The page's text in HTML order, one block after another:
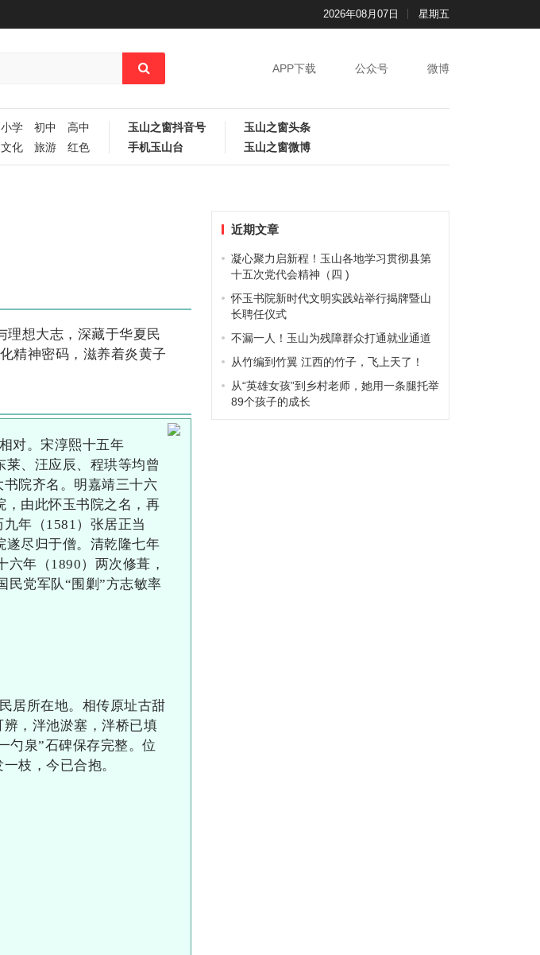
2026年08月07日 星期五
APP下载 公众号 微博
小学 初中
高中
文化 旅游 红色
玉山之窗抖音号
手机玉山台
玉山之窗头条
玉山之窗微博
理想大志，深藏于华夏民
精神密码，滋养着炎黄子
对。宋淳熙十五年
莱、汪应辰、程珙等均曾
院齐名。明嘉靖三十六
，由此怀玉书院之名，再
年（1581）张居正当
遂尽归于僧。清乾隆七年
六年（1890）两次修葺，
民党军队“围剿”方志敏率
居所在地。相传原址古甜
，泮池淤塞，泮桥已填
勺泉”石碑保存完整。位
枝，今已合抱。
近期文章
凝心聚力启新程！玉山各地学习贯彻县第
十五次党代会精神（四 )
怀玉书院新时代文明实践站举行揭牌暨山
长聘任仪式
不漏一人！玉山为残障群众打通就业通道
从竹编到竹翼 江西的竹子，飞上天了！
从“英雄女孩”到乡村老师，她用一条腿托举
89个孩子的成长